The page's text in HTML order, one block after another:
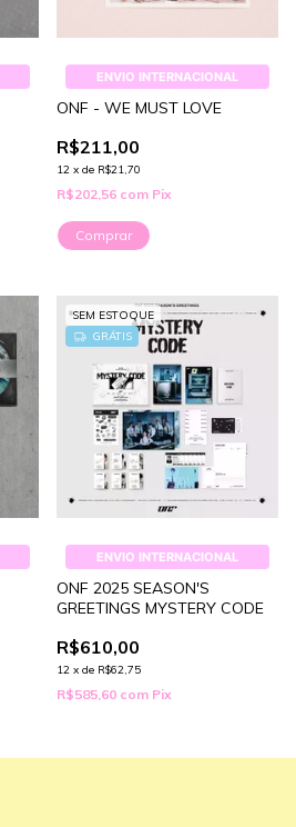
ENVIO INTERNACIONAL
ONF - WE MUST LOVE
R$211,00
12 x de R$21,70
R$202,56 com Pix
Comprar
SEM ESTOQUE
GRÁTIS
ENVIO INTERNACIONAL
ONF 2025 SEASON'S
GREETINGS MYSTERY CODE
R$610,00
12 x de R$62,75
R$585,60 com Pix